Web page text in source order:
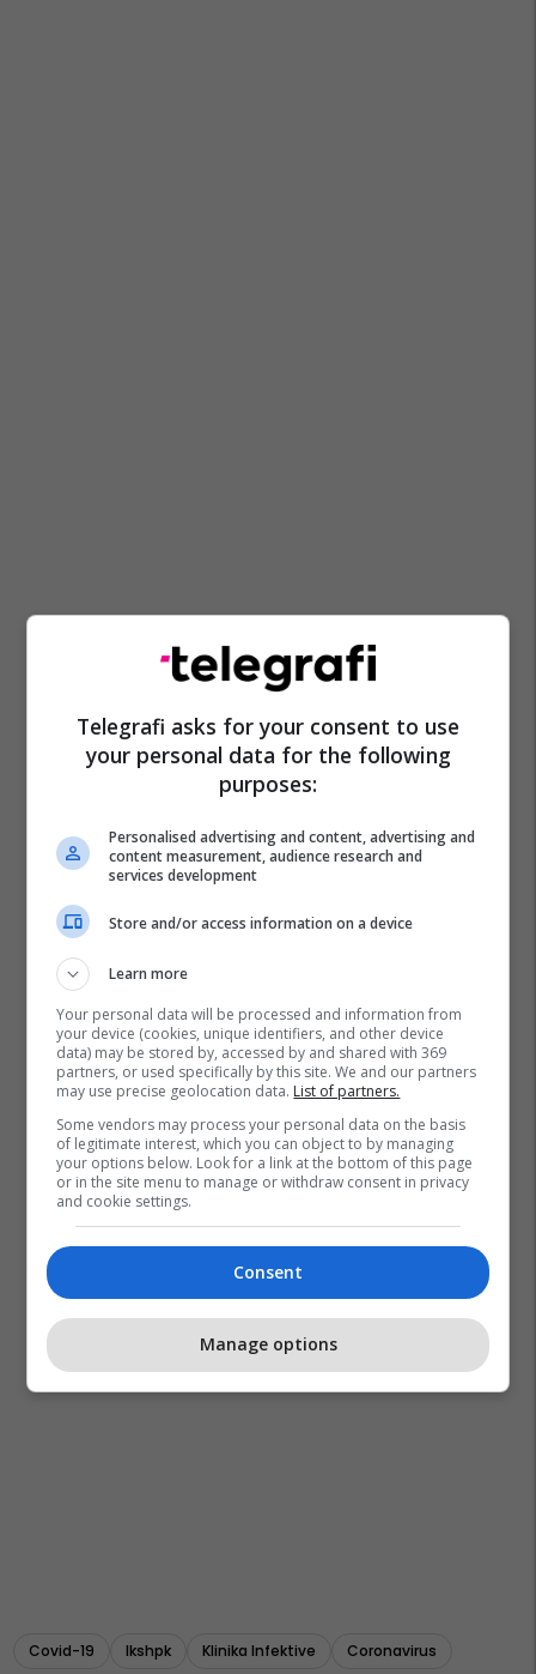
Covid-19 Ikshpk Klinika Infektive Coronavirus
Telegrafi asks for your consent to use
your personal data for the following
purposes:
Personalised advertising and content, advertising and
content measurement, audience research and
services development
Store and/or access information on a device
Learn more
Your personal data will be processed and information from
your device (cookies, unique identifiers, and other device
data) may be stored by, accessed by and shared with 369
partners, or used specifically by this site. We and our partners
may use precise geolocation data. List of partners.
Some vendors may process your personal data on the basis
of legitimate interest, which you can object to by managing
your options below. Look for a link at the bottom of this page
or in the site menu to manage or withdraw consent in privacy
and cookie settings.
Consent
Manage options